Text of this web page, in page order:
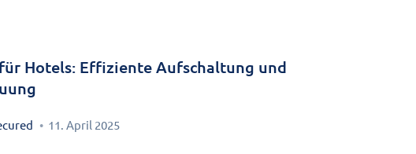
Hotels: Effiziente Aufschaltung und
11. April 2025